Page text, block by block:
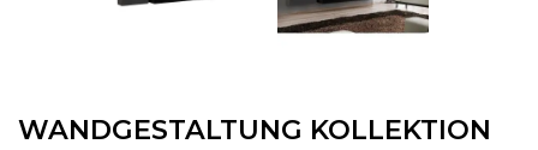
WANDGESTALTUNG KOLLEKTION